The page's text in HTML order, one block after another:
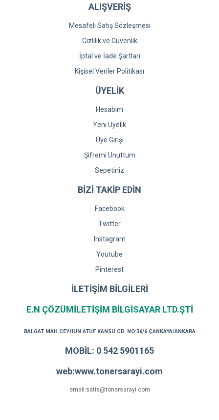
ALIŞVERİŞ
Mesafeli Satış Sözleşmesi
Gizlilik ve Güvenlik
İptal ve İade Şartları
Kişisel Veriler Politikası
ÜYELİK
Hesabım
Yeni Üyelik
Üye Girişi
Şifremi Unuttum
Sepetiniz
BİZİ TAKİP EDİN
Facebook
Twitter
Instagram
Youtube
Pinterest
İLETİŞİM BİLGİLERİ
E.N ÇÖZÜMİLETİŞİM BİLGİSAYAR LTD.ŞTİ
BALGAT MAH.CEYHUN ATUF KANSU CD. NO:36/6 ÇANKAYA/ANKARA
MOBİL: 0 542 5901165
web:www.tonersarayi.com
email:satis@tonersarayi.com